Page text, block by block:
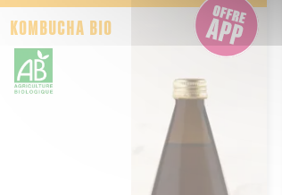
KOMBUCHA BIO